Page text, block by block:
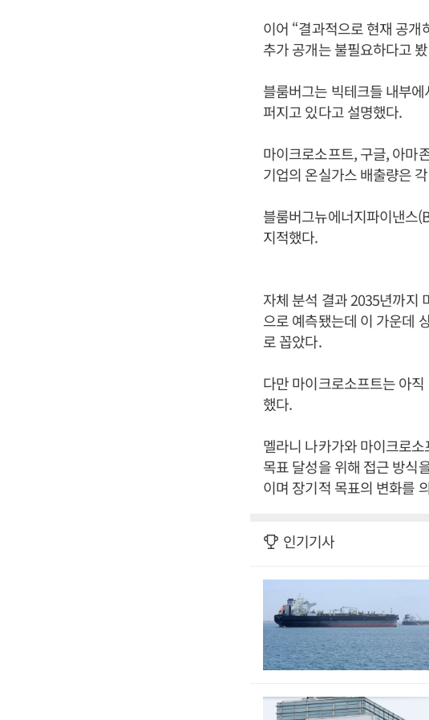
이어 “결과적으로 현재 공
추가 공개는 불필요하다고
블룸버그는 빅테크들 내부
퍼지고 있다고 설명했다.
마이크로소프트, 구글, 아마
기업의 온실가스 배출량은
블룸버그뉴에너지파이낸스
지적했다.
자체 분석 결과 2035년까지
으로 예측됐는데 이 가운데
로 꼽았다.
다만 마이크로소프트는 아
했다.
멜라니 나카가와 마이크로
목표 달성을 위해 접근 방식
이며 장기적 목표의 변화를
인기기사